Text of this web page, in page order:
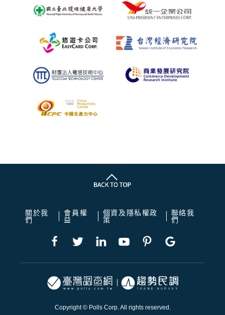
關於我
們
會員權
益
個資及隱私權政
策
聯絡我
們
Copyright © Polls Corp. All rights reserved.